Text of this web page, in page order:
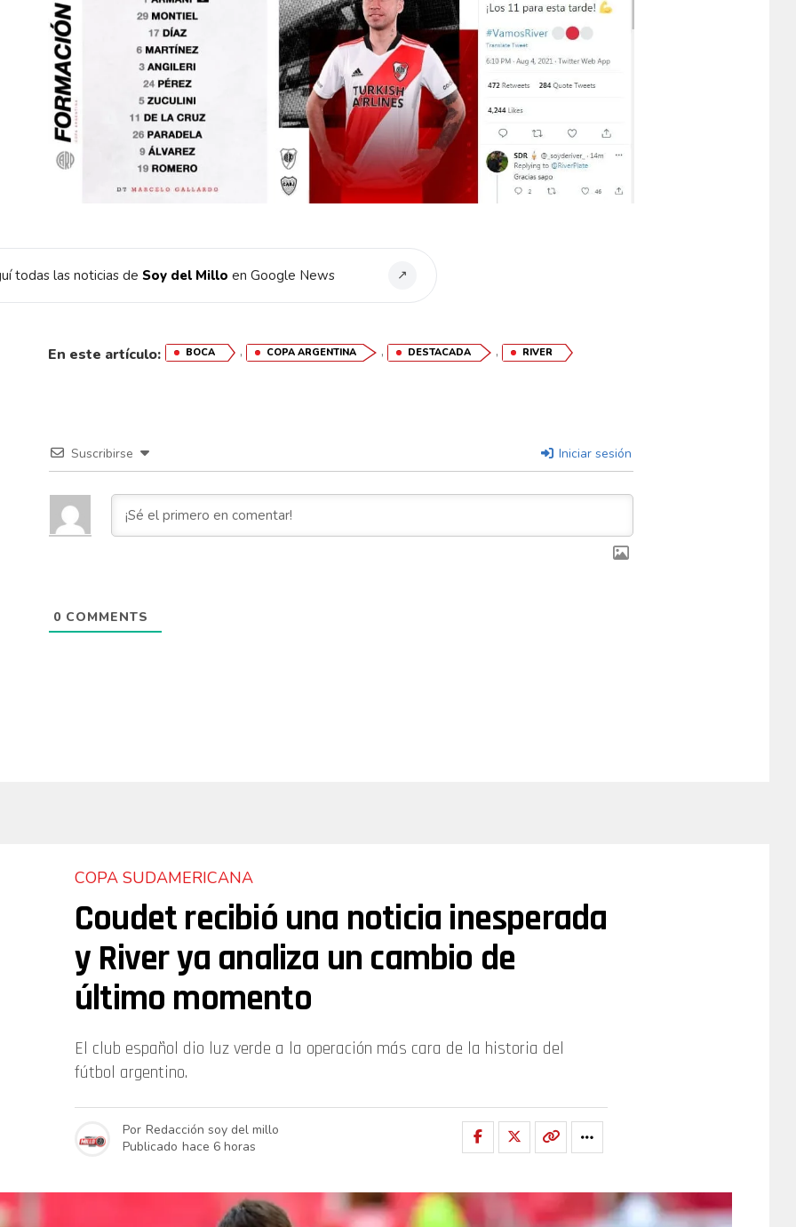
todas las noticias de Soy del Millo en Google News ↗
En este artículo: BOCA , COPA ARGENTINA , DESTACADA , RIVER
Suscribirse Iniciar sesión
0 COMMENTS
COPA SUDAMERICANA
Coudet recibió una noticia inesperada
y River ya analiza un cambio de
último momento
El club español dio luz verde a la operación más cara de la historia del
fútbol argentino.
Por Redacción soy del millo
Publicado hace 6 horas